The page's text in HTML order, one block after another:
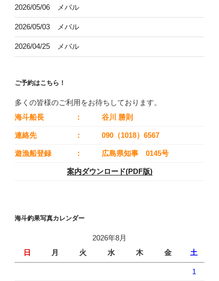
2026/05/06 メバル
2026/05/03 メバル
2026/04/25 メバル
ご予約はこちら！
多くの皆様のご利用をお待ちしております。
海斗船長
： 谷川 勝則
連絡先 ： 090（1018）6567
遊漁船登録 ： 広島県知事 0145号
案内ダウンロード(PDF版)
海斗釣果写真カレンダー
2026年8月
日
月 火 水 木 金 土
1